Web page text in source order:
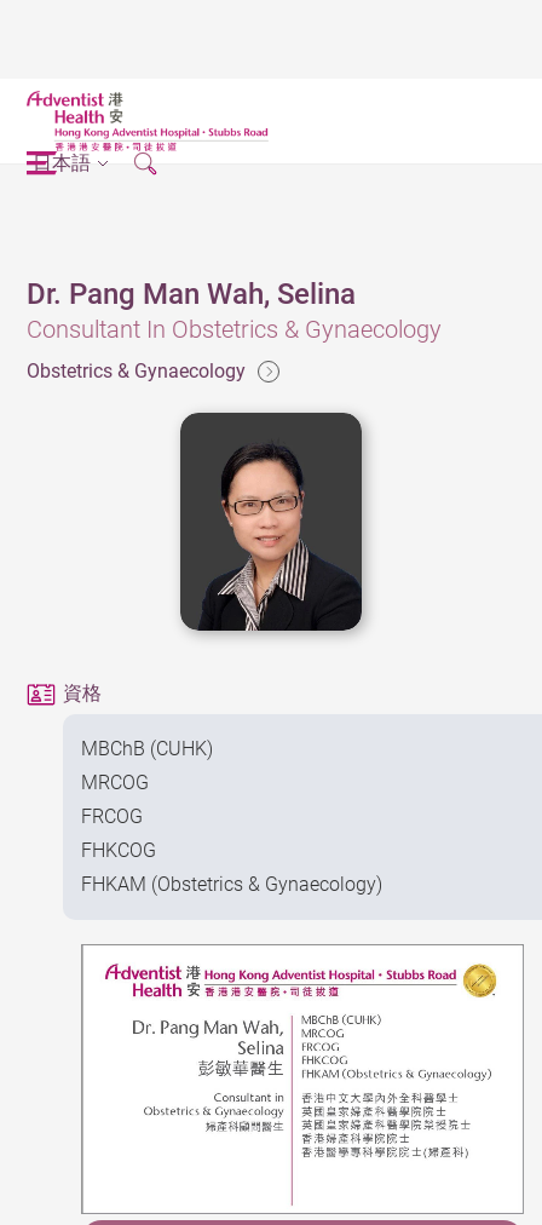
日本語
Dr. Pang Man Wah, Selina
Consultant In Obstetrics & Gynaecology
Obstetrics & Gynaecology
資格
MBChB (CUHK)
MRCOG
FRCOG
FHKCOG
FHKAM (Obstetrics & Gynaecology)